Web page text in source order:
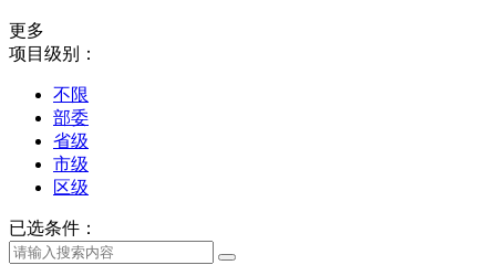
更多
项目级别：
不限
部委
省级
市级
区级
已选条件：